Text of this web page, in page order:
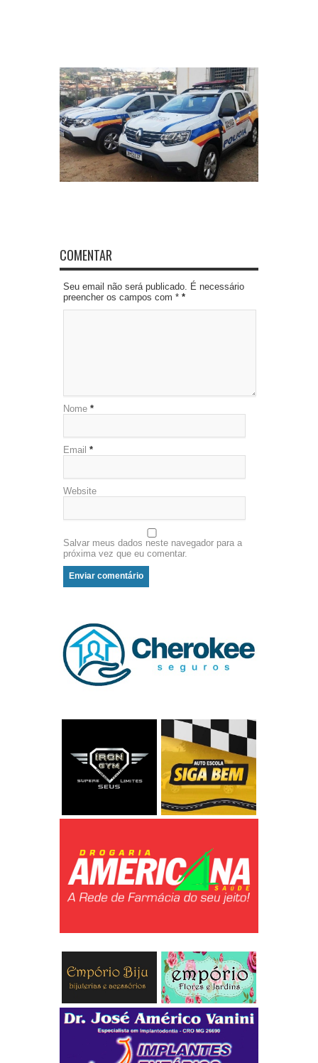
COMENTAR
Seu email não será publicado. É necessário
preencher os campos com * *
Nome *
Email *
Website
Salvar meus dados neste navegador para a
próxima vez que eu comentar.